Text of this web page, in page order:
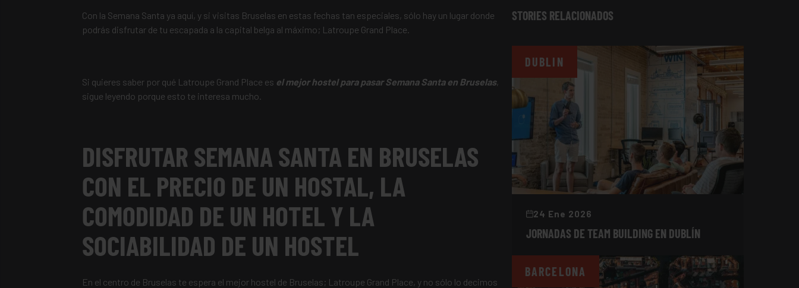
Con la Semana Santa ya aquí, y si visitas Bruselas en estas fechas tan especiales, sólo hay un lugar donde
podrás disfrutar de tu escapada a la capital belga al máximo; Latroupe Grand Place.
Si quieres saber por qué Latroupe Grand Place es el mejor hostel para pasar Semana Santa en Bruselas,
sigue leyendo porque esto te interesa mucho.
DISFRUTAR SEMANA SANTA EN BRUSELAS
CON EL PRECIO DE UN HOSTAL, LA
COMODIDAD DE UN HOTEL Y LA
SOCIABILIDAD DE UN HOSTEL
En el centro de Bruselas te espera el mejor hostel de Bruselas; Latroupe Grand Place, y no sólo lo decimos
STORIES RELACIONADOS
DUBLIN
24 Ene 2026
JORNADAS DE TEAM BUILDING EN DUBLÍN
BARCELONA